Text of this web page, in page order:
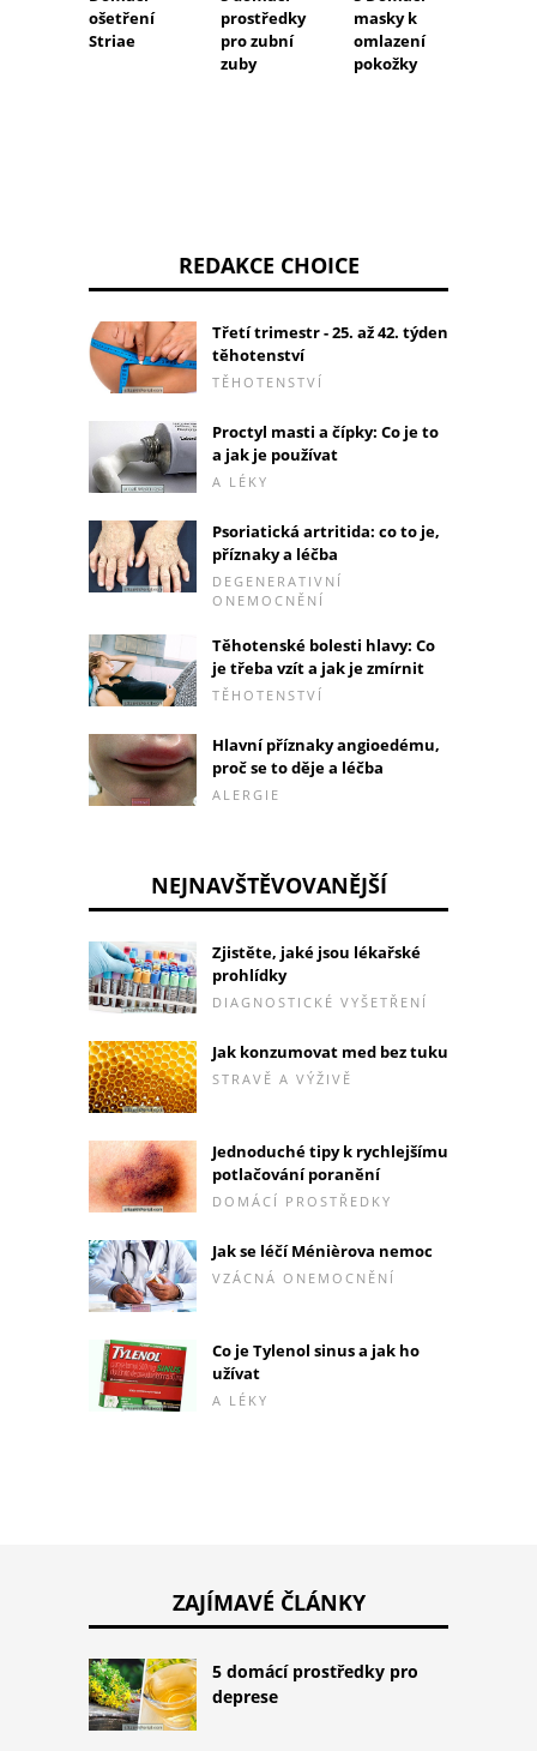
ošetření
Striae
prostředky
pro zubní
zuby
masky k
omlazení
pokožky
REDAKCE CHOICE
Třetí trimestr - 25. až 42. týden
těhotenství
TĚHOTENSTVÍ
Proctyl masti a čípky: Co je to
a jak je používat
A LÉKY
Psoriatická artritida: co to je,
příznaky a léčba
DEGENERATIVNÍ
ONEMOCNĚNÍ
Těhotenské bolesti hlavy: Co
je třeba vzít a jak je zmírnit
TĚHOTENSTVÍ
Hlavní příznaky angioedému,
proč se to děje a léčba
ALERGIE
NEJNAVŠTĚVOVANĚJŠÍ
Zjistěte, jaké jsou lékařské
prohlídky
DIAGNOSTICKÉ VYŠETŘENÍ
Jak konzumovat med bez tuku
STRAVĚ A VÝŽIVĚ
Jednoduché tipy k rychlejšímu
potlačování poranění
DOMÁCÍ PROSTŘEDKY
Jak se léčí Ménièrova nemoc
VZÁCNÁ ONEMOCNĚNÍ
Co je Tylenol sinus a jak ho
užívat
A LÉKY
ZAJÍMAVÉ ČLÁNKY
5 domácí prostředky pro
deprese